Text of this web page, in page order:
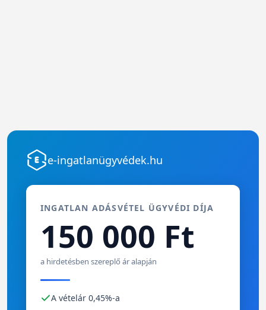
e-ingatlanügyvédek.hu
INGATLAN ADÁSVÉTEL ÜGYVÉDI DÍJA
150 000 Ft
a hirdetésben szereplő ár alapján
A vételár 0,45%-a